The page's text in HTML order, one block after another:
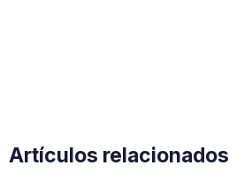
Artículos relacionados